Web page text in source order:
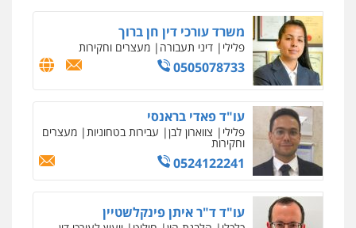
עו"ד שלומי שרון
פלילי צבאי מעצרים וחקירות
עו"ד אלון קריטי
פלילי כלכלי
0525544654
משרד עורכי דין חן ברוך
פלילי דיני תעבורה מעצרים וחקירות
0505078733
עו"ד פאדי בראנסי
פלילי צווארון לבן עבירות בטחוניות מעצרים
וחקירות
0524122241
עו"ד ד"ר איתן פינקלשטיין